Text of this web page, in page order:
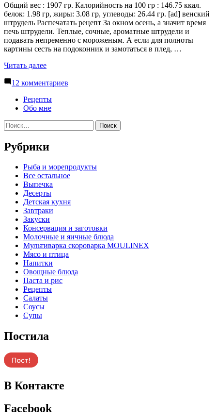
Общий вес : 1907 гр. Калорийность на 100 гр : 146.75 ккал.
белок: 1.98 гр, жиры: 3.08 гр, углеводы: 26.44 гр. [ad] венский
штрудель Распечатать рецепт За окном осень, а значит время
печь штрудели. Теплые, сочные, ароматные штрудели и
подавать непременно с мороженым. А если для полноты
картины сесть на подоконник и замотаться в плед, …
Читать далее«Вытяжное
12 комментариев
Рецепты
Обо мне
Найти:
Рубрики
Pыба и морепродукты
Все остальное
Выпечка
Десерты
Детская кухня
Завтраки
Закуски
Консервация и заготовки
Молочные и яичные блюда
Мультиварка скороварка MOULINEX
Мясо и птица
Напитки
Овощные блюда
Паста и рис
Рецепты
Салаты
Соусы
Супы
Постила
В Контакте
Facebook